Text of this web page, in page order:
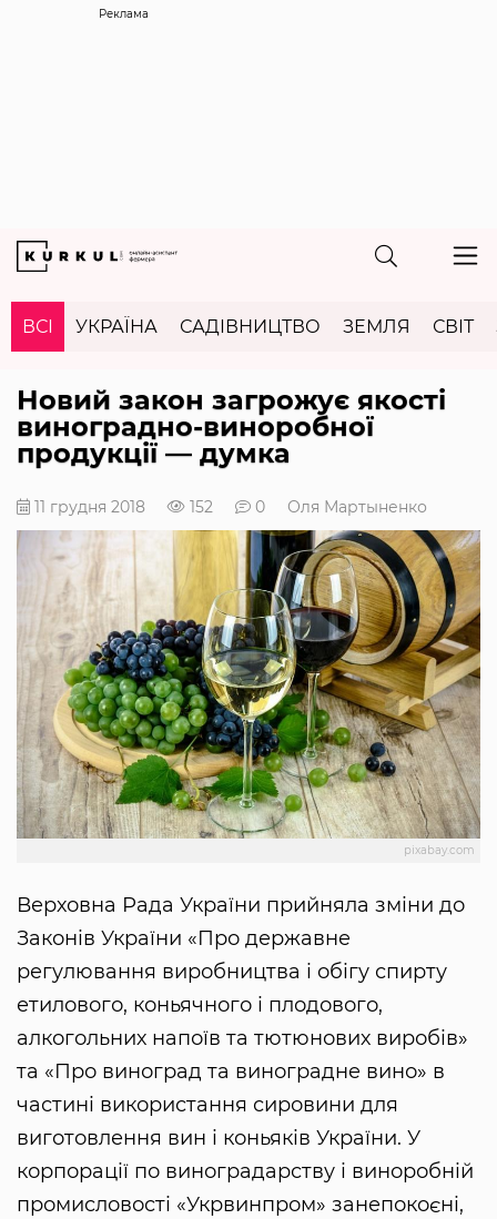
Реклама
ВСІ УКРАЇНА САДІВНИЦТВО ЗЕМЛЯ СВІТ
Новий закон загрожує якості
виноградно-виноробної
продукції — думка
11 грудня 2018 152 0 Оля Мартыненко
pixabay.com
Верховна Рада України прийняла зміни до
Законів України «Про державне
регулювання виробництва і обігу спирту
етилового, коньячного і плодового,
алкогольних напоїв та тютюнових виробів»
та «Про виноград та виноградне вино» в
частині використання сировини для
виготовлення вин і коньяків України. У
корпорації по виноградарству і виноробній
промисловості «Укрвинпром» занепокоєні,